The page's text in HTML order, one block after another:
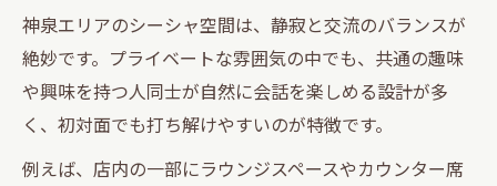
神泉エリアのシーシャ空間は、静寂と交流のバランスが
絶妙です。プライベートな雰囲気の中でも、共通の趣味
や興味を持つ人同士が自然に会話を楽しめる設計が多
く、初対面でも打ち解けやすいのが特徴です。
例えば、店内の一部にラウンジスペースやカウンター席